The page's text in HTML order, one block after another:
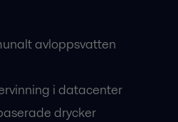
avloppsvatten
i datacenter
drycker